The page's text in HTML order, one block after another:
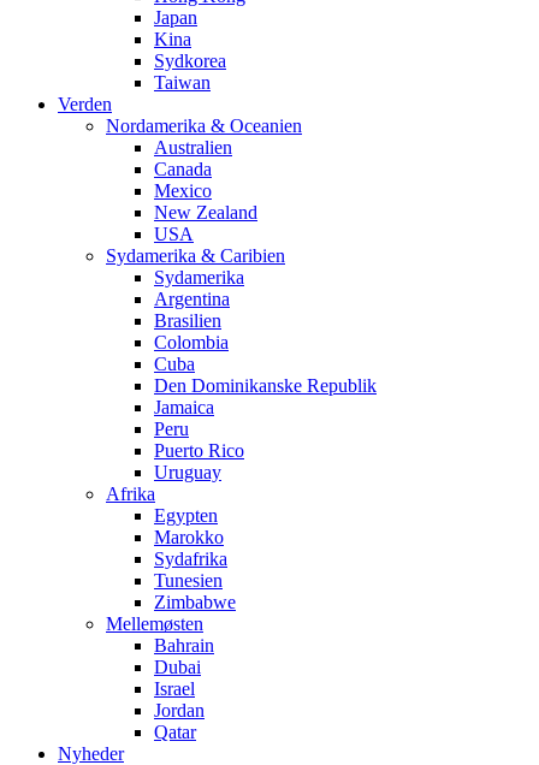
Japan
Kina
Sydkorea
Taiwan
Verden
Nordamerika & Oceanien
Australien
Canada
Mexico
New Zealand
USA
Sydamerika & Caribien
Sydamerika
Argentina
Brasilien
Colombia
Cuba
Den Dominikanske Republik
Jamaica
Peru
Puerto Rico
Uruguay
Afrika
Egypten
Marokko
Sydafrika
Tunesien
Zimbabwe
Mellemøsten
Bahrain
Dubai
Israel
Jordan
Qatar
Nyheder